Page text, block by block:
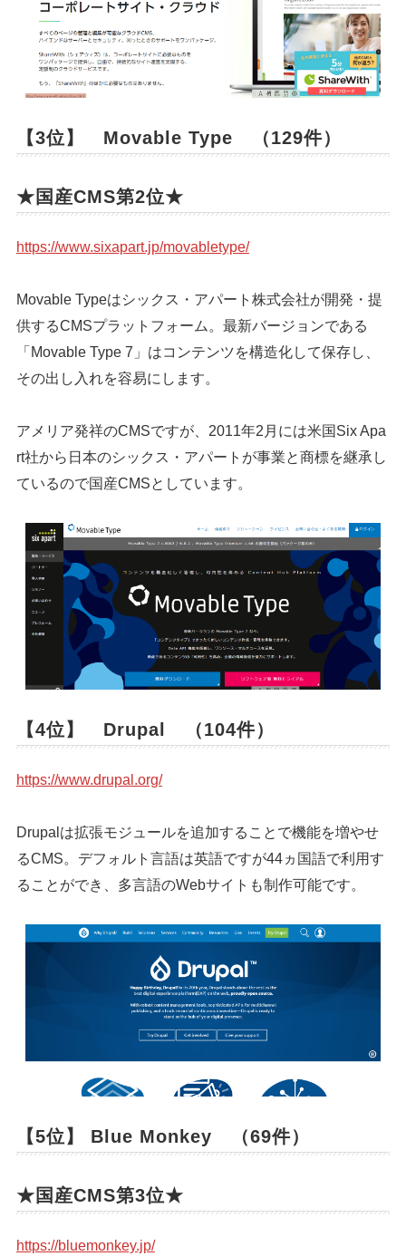
【3位】 Movable Type （129件）
★国産CMS第2位★
https://www.sixapart.jp/movabletype/
Movable Typeはシックス・アパート株式会社が開発・提
供するCMSプラットフォーム。最新バージョンである
「Movable Type 7」はコンテンツを構造化して保存し、
その出し入れを容易にします。
アメリア発祥のCMSですが、2011年2月には米国Six Apa
rt社から日本のシックス・アパートが事業と商標を継承し
ているので国産CMSとしています。
【4位】 Drupal （104件）
https://www.drupal.org/
Drupalは拡張モジュールを追加することで機能を増やせ
るCMS。デフォルト言語は英語ですが44ヵ国語で利用す
ることができ、多言語のWebサイトも制作可能です。
【5位】 Blue Monkey （69件）
★国産CMS第3位★
https://bluemonkey.jp/